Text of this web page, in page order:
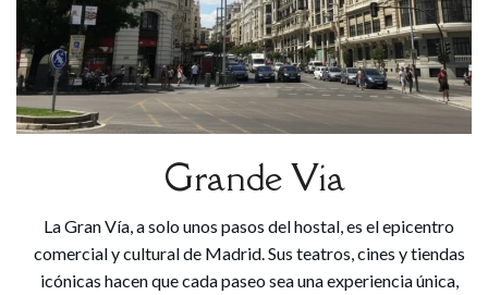
Grande Via
La Gran Vía, a solo unos pasos del hostal, es el epicentro
comercial y cultural de Madrid. Sus teatros, cines y tiendas
icónicas hacen que cada paseo sea una experiencia única,